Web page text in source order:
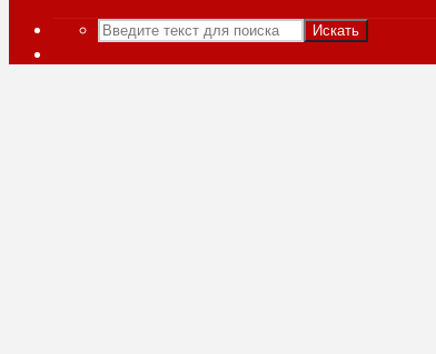
Искать